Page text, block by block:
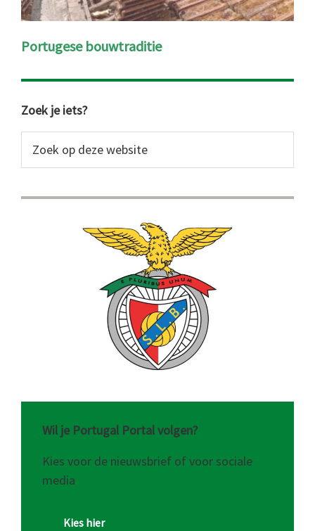
Portugese bouwtraditie
Primaire
Sidebar
Zoek je iets?
op
website
Wil je Portugal Portal volgen?
Kies voor de nieuwsbrief of voor sociale
media
Kies hier